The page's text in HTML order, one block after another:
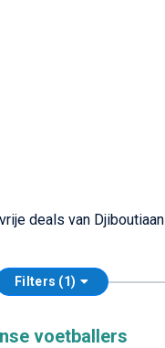
deals van
Filters (1)
voetballers